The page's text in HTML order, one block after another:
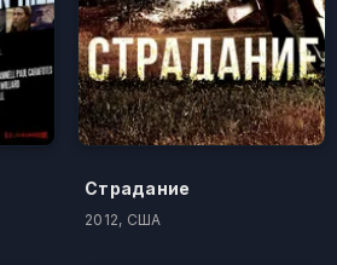
Страдание
2012, США